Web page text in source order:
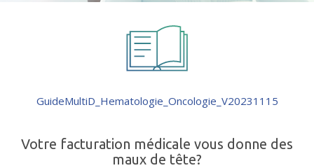
GuideMultiD_Hematologie_Oncologie_V20231115
Votre facturation médicale vous donne des
maux de tête?